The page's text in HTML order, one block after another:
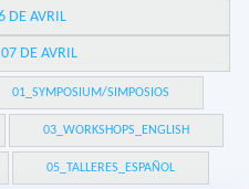
DE AVRIL
DE AVRIL
01_SYMPOSIUM/SIMPOSIOS
03_WORKSHOPS_ENGLISH
05_TALLERES_ESPAÑOL